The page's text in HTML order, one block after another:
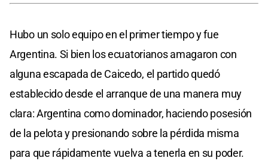
Hubo un solo equipo en el primer tiempo y fue
Argentina. Si bien los ecuatorianos amagaron con
alguna escapada de Caicedo, el partido quedó
establecido desde el arranque de una manera muy
clara: Argentina como dominador, haciendo posesión
de la pelota y presionando sobre la pérdida misma
para que rápidamente vuelva a tenerla en su poder.